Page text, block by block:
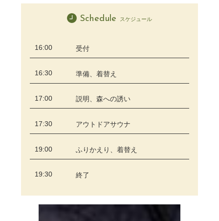
Schedule スケジュール
16:00 受付
16:30 準備、着替え
17:00 説明、森への誘い
17:30 アウトドアサウナ
19:00 ふりかえり、着替え
19:30 終了